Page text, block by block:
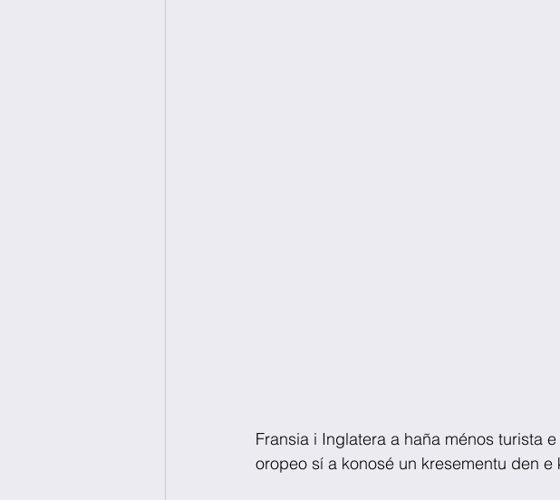
Fransia i Inglatera a haña ménos turista
oropeo sí a konosé un kresementu den